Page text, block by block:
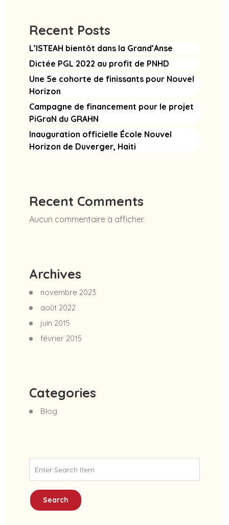
Recent Posts
L’ISTEAH bientôt dans la Grand’Anse
Dictée PGL 2022 au profit de PNHD
Une 5e cohorte de finissants pour Nouvel
Horizon
Campagne de financement pour le projet
PiGraN du GRAHN
Inauguration officielle École Nouvel
Horizon de Duverger, Haiti
Recent Comments
Aucun commentaire à afficher.
Archives
novembre 2023
août 2022
juin 2015
février 2015
Categories
Blog
Search